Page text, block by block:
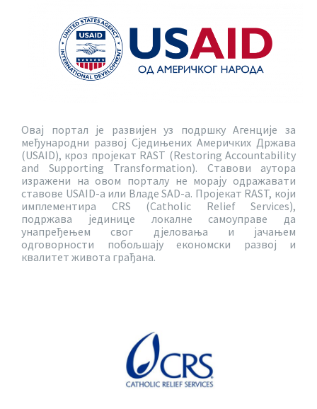
Овај портал је развијен уз подршку Агенције за
међународни развој Сједињених Америчких Држава
(USAID), кроз пројекат RAST (Restoring Accountability
and Supporting Transformation). Ставови аутора
изражени на овом порталу не морају одражавати
ставове USAID-a или Владе SAD-a. Пројекат RAST, који
имплементира CRS (Catholic Relief Services),
подржава јединице локалне самоуправе да
унапређењем свог дјеловања и јачањем
одговорности побољшају економски развој и
квалитет живота грађана.